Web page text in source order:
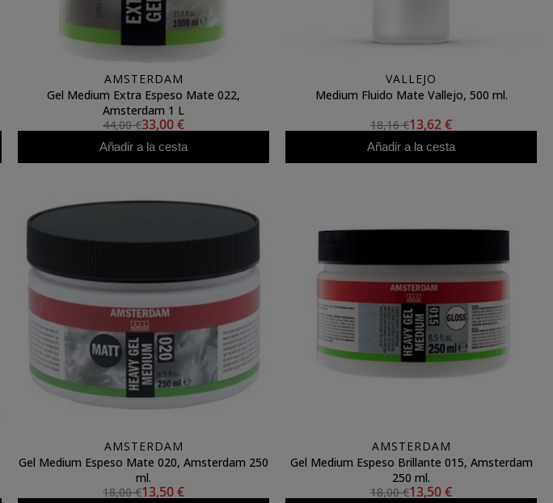
AMSTERDAM
Gel Medium Extra Espeso Mate 022,
Amsterdam 1 L
44,00 €33,00 €
Añadir a la cesta
VALLEJO
Medium Fluido Mate Vallejo, 500 ml.
18,16 €13,62 €
Añadir a la cesta
AMSTERDAM
Gel Medium Espeso Mate 020, Amsterdam 250
ml.
18,00 €13,50 €
AMSTERDAM
Gel Medium Espeso Brillante 015, Amsterdam
250 ml.
18,00 €13,50 €